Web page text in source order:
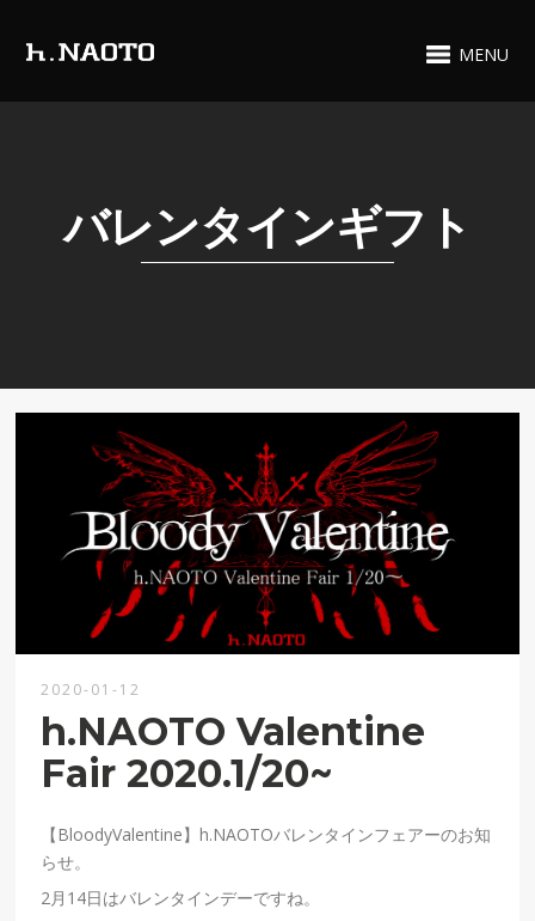
MENU
バレンタインギフト
2020-01-12
h.NAOTO Valentine
Fair 2020.1/20~
【BloodyValentine】h.NAOTOバレンタインフェアーのお知
らせ。
2月14日はバレンタインデーですね。